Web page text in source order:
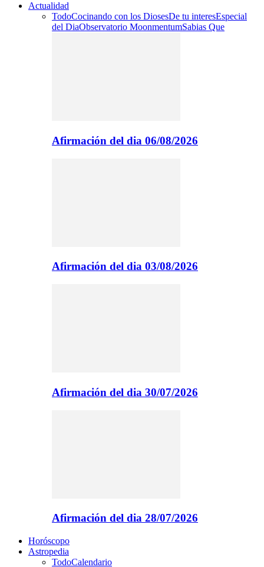
Actualidad
TodoCocinando con los DiosesDe tu interesEspecial
del DiaObservatorio MoonmentumSabias Que
Afirmación del dia 06/08/2026
Afirmación del dia 03/08/2026
Afirmación del dia 30/07/2026
Afirmación del dia 28/07/2026
Horóscopo
Astropedia
TodoCalendario